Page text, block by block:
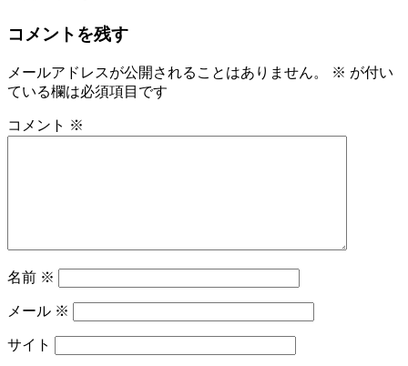
コメントを残す
メールアドレスが公開されることはありません。 ※ が付い
ている欄は必須項目です
コメント ※
名前 ※
メール ※
サイト